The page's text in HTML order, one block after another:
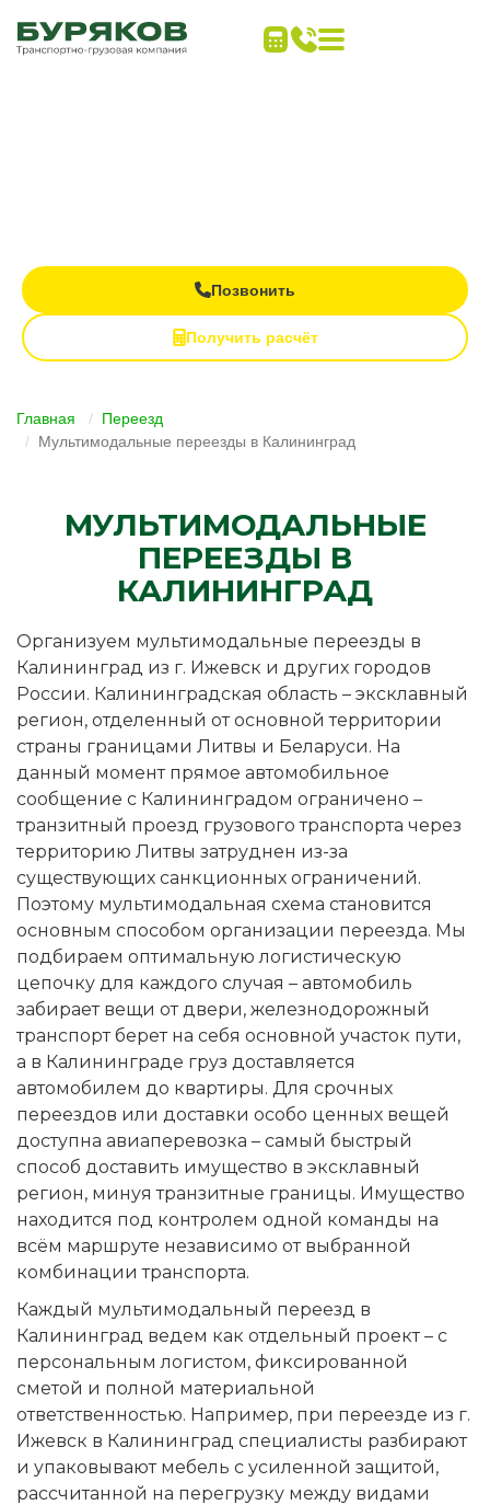
Позвонить
Получить расчёт
Главная
Переезд
Мультимодальные переезды в Калининград
МУЛЬТИМОДАЛЬНЫЕ
ПЕРЕЕЗДЫ В
КАЛИНИНГРАД
Организуем мультимодальные переезды в
Калининград из г. Ижевск и других городов
России. Калининградская область – эксклавный
регион, отделенный от основной территории
страны границами Литвы и Беларуси. На
данный момент прямое автомобильное
сообщение с Калининградом ограничено –
транзитный проезд грузового транспорта через
территорию Литвы затруднен из-за
существующих санкционных ограничений.
Поэтому мультимодальная схема становится
основным способом организации переезда. Мы
подбираем оптимальную логистическую
цепочку для каждого случая – автомобиль
забирает вещи от двери, железнодорожный
транспорт берет на себя основной участок пути,
а в Калининграде груз доставляется
автомобилем до квартиры. Для срочных
переездов или доставки особо ценных вещей
доступна авиаперевозка – самый быстрый
способ доставить имущество в эксклавный
регион, минуя транзитные границы. Имущество
находится под контролем одной команды на
всём маршруте независимо от выбранной
комбинации транспорта.
Каждый мультимодальный переезд в
Калининград ведем как отдельный проект – с
персональным логистом, фиксированной
сметой и полной материальной
ответственностью. Например, при переезде из г.
Ижевск в Калининград специалисты разбирают
и упаковывают мебель с усиленной защитой,
рассчитанной на перегрузку между видами